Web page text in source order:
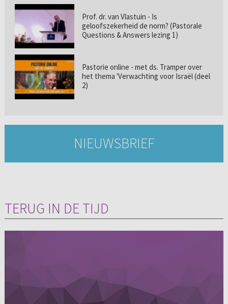
Prof. dr. van Vlastuin - Is
geloofszekerheid de norm? (Pastorale
Questions & Answers lezing 1)
Pastorie online - met ds. Tramper over
het thema 'Verwachting voor Israël (deel
2)
NIEUWSBRIEF
TERUG IN DE TIJD